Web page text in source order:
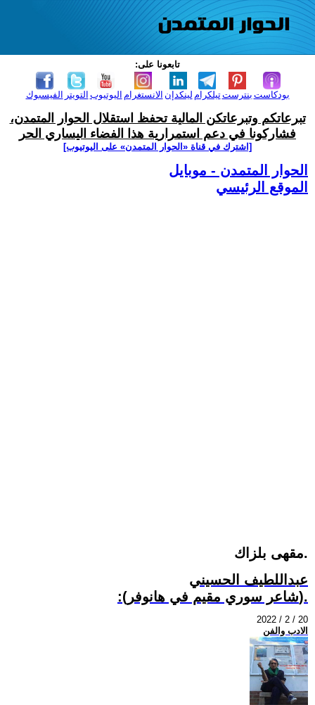
تابعونا على:
الفيسبوك التويتر اليوتيوب الانستغرام لينكدإن تيلكرامبنترست بودكاست
تبرعاتكم وتبرعاتكن المالية تحفظ استقلال الحوار المتمدن،
فشاركونا في دعم استمرارية هذا الفضاء اليساري الحر
[اشترك في قناة ‫«الحوار المتمدن» على اليوتيوب]
الحوار المتمدن - موبايل
الموقع الرئيسي
مقهى بلزاك.
عبداللطيف الحسيني
:(شاعر سوري مقيم في هانوفر).
2022 / 2 / 20
الادب والفن